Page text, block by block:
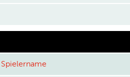
Spielername